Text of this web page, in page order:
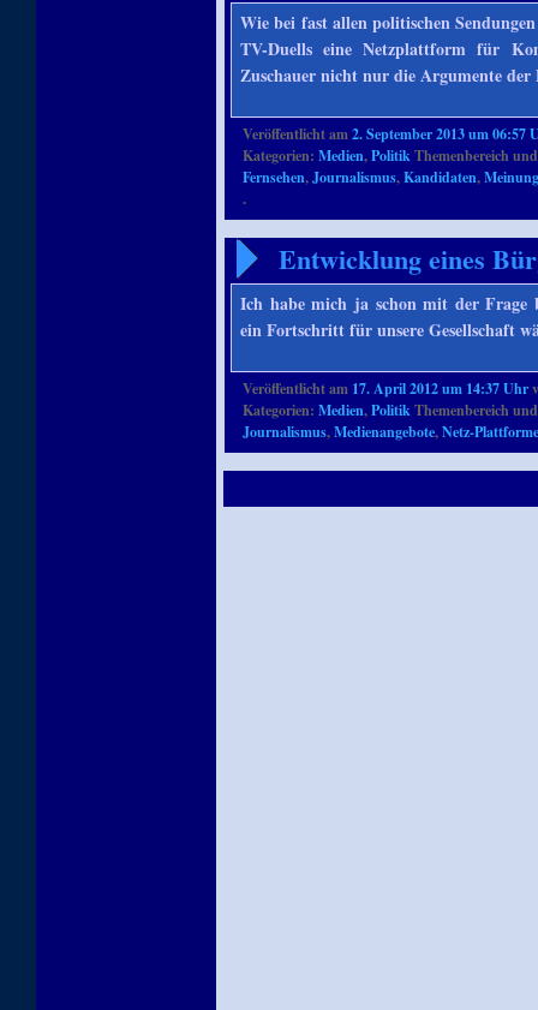
Wie bei fast allen politischen
TV-Duells eine Netzplattform für
Zuschauer nicht nur die Argumente
Veröffentlicht am2. September 2013 um 06:57
Kategorien:Medien,PolitikThemenbereich
Fernsehen,Journalismus,Kandidaten,
.
Entwicklung eines
Ich habe mich ja schon mit der Frage
ein Fortschritt für unsere Gesellschaft
Veröffentlicht am 17. April 2012 um 14:37 Uhr
Kategorien:Medien,PolitikThemenbereich
Journalismus,Medienangebote,Netz-